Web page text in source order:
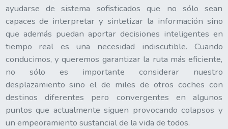
ayudarse de sistema sofisticados que no sólo sean
capaces de interpretar y sintetizar la información sino
que además puedan aportar decisiones inteligentes en
tiempo real es una necesidad indiscutible. Cuando
conducimos, y queremos garantizar la ruta más eficiente,
no sólo es importante considerar nuestro
desplazamiento sino el de miles de otros coches con
destinos diferentes pero convergentes en algunos
puntos que actualmente siguen provocando colapsos y
un empeoramiento sustancial de la vida de todos.